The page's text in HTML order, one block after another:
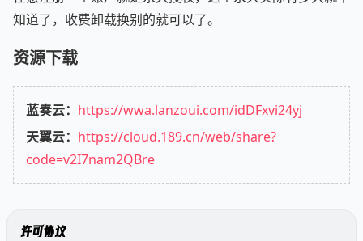
知道了，收费卸载换别的就可以了。
资源下载
蓝奏云： https://wwa.lanzoui.com/idDFxvi24yj
天翼云： https://cloud.189.cn/web/share?
code=v2I7nam2QBre
许可协议